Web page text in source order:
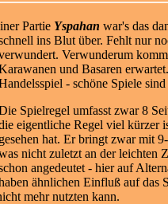
Partie Yspahan war's das
ins Blut über. Fehlt nur
Verwunderum
und Basaren
- schöne Spiele
Spielregel umfasst zwar 8
eigentliche Regel viel kürzer
gesehen hat. Er bringt zwar mit
nicht zuletzt an der leichten
angedeutet - hier auf
ähnlichen Einfluß auf das
mehr nutzten kann.